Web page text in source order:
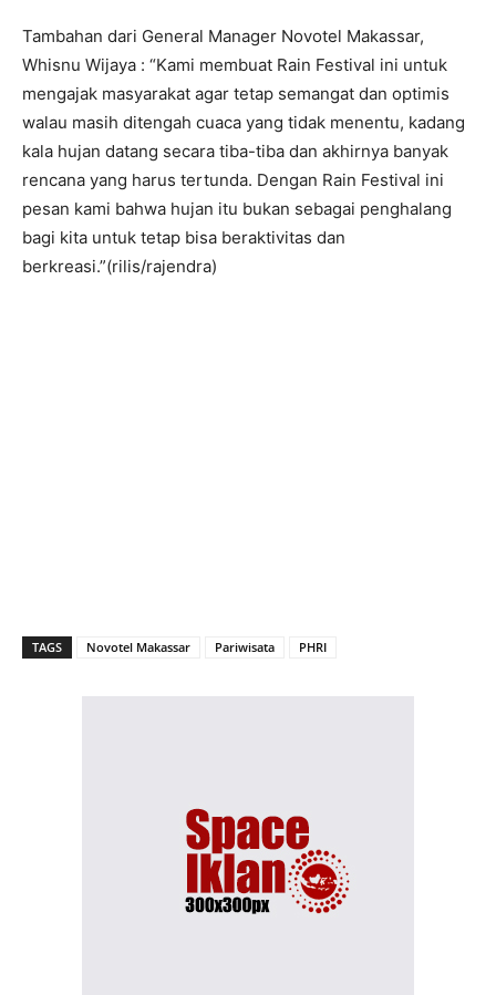
Tambahan dari General Manager Novotel Makassar,
Whisnu Wijaya : “Kami membuat Rain Festival ini untuk
mengajak masyarakat agar tetap semangat dan optimis
walau masih ditengah cuaca yang tidak menentu, kadang
kala hujan datang secara tiba-tiba dan akhirnya banyak
rencana yang harus tertunda. Dengan Rain Festival ini
pesan kami bahwa hujan itu bukan sebagai penghalang
bagi kita untuk tetap bisa beraktivitas dan
berkreasi.”(rilis/rajendra)
TAGS Novotel Makassar Pariwisata PHRI